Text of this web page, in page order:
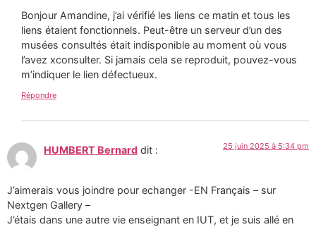
Bonjour Amandine, j’ai vérifié les liens ce matin et tous les
liens étaient fonctionnels. Peut-être un serveur d’un des
musées consultés était indisponible au moment où vous
l’avez xconsulter. Si jamais cela se reproduit, pouvez-vous
m’indiquer le lien défectueux.
Répondre
HUMBERT Bernard dit : 25 juin 2025 à 5:34 pm
J’aimerais vous joindre pour echanger -EN Français – sur
Nextgen Gallery –
J’étais dans une autre vie enseignant en IUT, et je suis allé en